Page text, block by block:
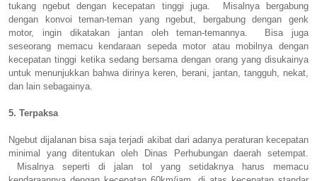
tukang ngebut dengan kecepatan tinggi juga. Misalnya bergabung
dengan konvoi teman-teman yang ngebut, bergabung dengan genk
motor, ingin dikatakan jantan oleh teman-temannya. Bisa juga
seseorang memacu kendaraan sepeda motor atau mobilnya dengan
kecepatan tinggi ketika sedang bersama dengan orang yang disukainya
untuk menunjukkan bahwa dirinya keren, berani, jantan, tangguh, nekat,
dan lain sebagainya.
5. Terpaksa
Ngebut dijalanan bisa saja terjadi akibat dari adanya peraturan kecepatan
minimal yang ditentukan oleh Dinas Perhubungan daerah setempat.
Misalnya seperti di jalan tol yang setidaknya harus memacu